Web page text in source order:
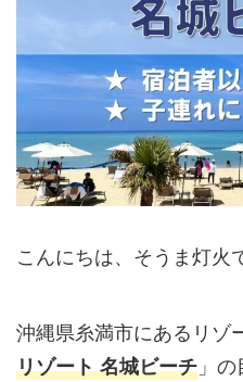
こんにちは、そうま灯火
沖縄県糸満市にあるリゾ
リゾート 名城ビーチ 」